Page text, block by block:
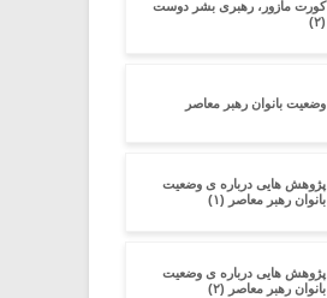
کورت مازور، رهبری بشر دوست
(۲)
وضعیت بانوان رهبر معاصر
پژوهش هایی درباره ی وضعیت
بانوان رهبر معاصر (۱)
پژوهش هایی درباره ی وضعیت
بانوان رهبر معاصر (۲)